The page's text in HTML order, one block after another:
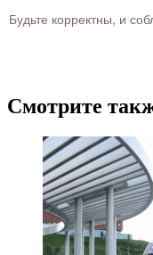
Будьте корректны, и
Смотрите